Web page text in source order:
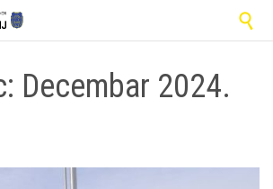

Decembar 2024.